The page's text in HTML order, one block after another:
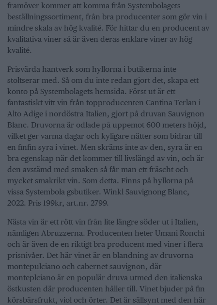
framöver kommer att komma från Systembolagets
beställningssortiment, från bra producenter som gör vin i
mindre skala av hög kvalité. För hittar du en producent av
kvalitativa viner så är även deras enklare viner av hög
kvalité.
Prisvärda hantverk som hyllorna i butikerna inte
stoltserar med. Så om du inte redan gjort det, skapa ett
konto på Systembolagets hemsida. Först ut är ett
fantastiskt vitt vin från topproducenten Cantina Terlan i
Alto Adige i nordöstra Italien, gjort på druvan Sauvignon
Blanc. Druvorna är odlade på uppemot 600 meters höjd,
vilket ger varma dagar och kyligare nätter som bidrar till
en finfin syra i vinet. Men skräms inte av den, syra är en
bra egenskap när det kommer till livslängd av vin, och är
den avstämd med smaken så får man ett fräscht och
mycket smakrikt vin. Som detta. Finns på hyllorna på
vissa Systembola gsbutiker. Winkl Sauvignong Blanc,
2022. Pris 199kr, art.nr. 2799.
Nästa vin är ett rött vin från lite längre söder ut i Italien,
nämligen Abruzzerna. Producenten heter Umani Ronchi
och är även de en riktigt bra producent med viner i flera
prisnivåer. Det här vinet är en blandning av druvorna
montepulciano och cabernet sauvignon, där
monteplciano är en populär druva utmed den italienska
östkusten där producenten håller till. Vinet bjuder på fin
körsbärsfrukt, viol och örter. Det är sällsynt med den här